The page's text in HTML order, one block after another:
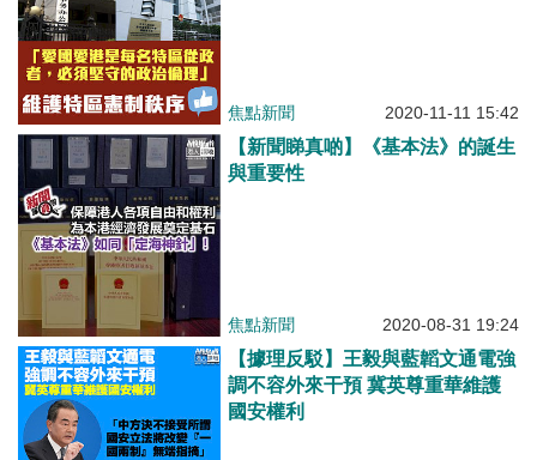
焦點新聞 2020-11-11 15:42
【新聞睇真啲】《基本法》的誕生
與重要性
焦點新聞 2020-08-31 19:24
【據理反駁】王毅與藍韜文通電強
調不容外來干預 冀英尊重華維護
國安權利